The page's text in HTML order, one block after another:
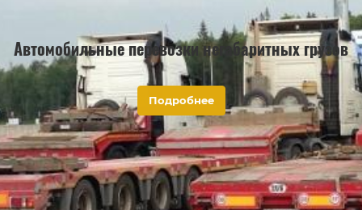
Автомобильные перевозки негабаритных грузов
Подробнее